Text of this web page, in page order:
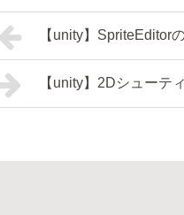
【unity】SpriteEditor
【unity】2Dシューテ